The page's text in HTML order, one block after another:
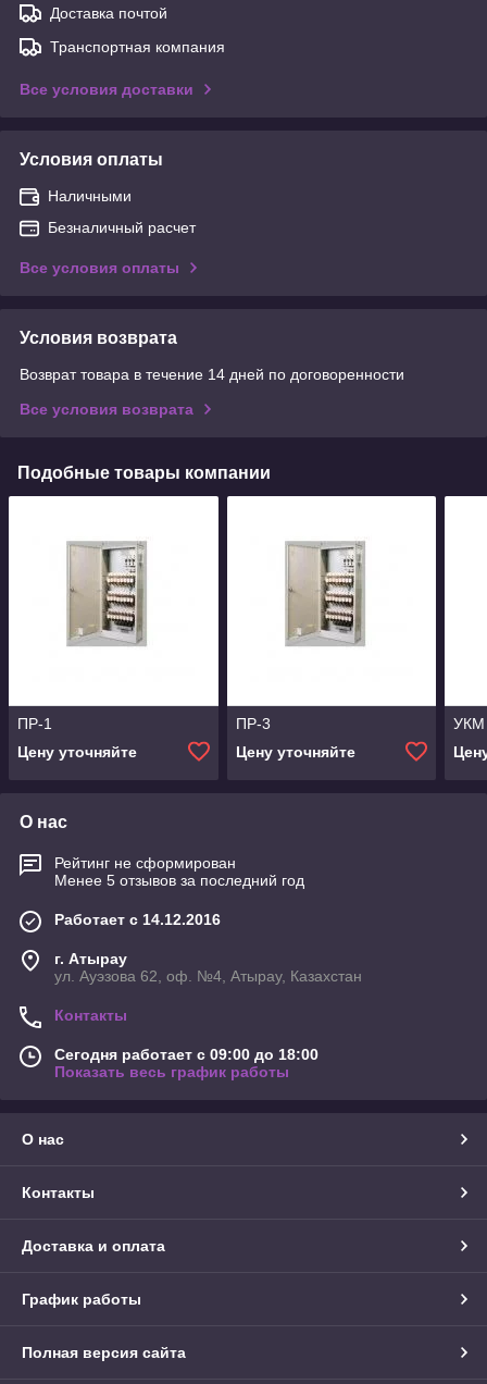
Доставка почтой
Транспортная компания
Все условия доставки
Условия оплаты
Наличными
Безналичный расчет
Все условия оплаты
Условия возврата
Возврат товара в течение 14 дней по договоренности
Все условия возврата
Подобные товары компании
ПР-1
Цену уточняйте
ПР-3
Цену уточняйте
УКМ
О нас
Рейтинг не сформирован
Менее 5 отзывов за последний год
Работает с 14.12.2016
г. Атырау
ул. Ауэзова 62, оф. №4, Атырау, Казахстан
Контакты
Сегодня работает с 09:00 до 18:00
Показать весь график работы
О нас
Контакты
Доставка и оплата
График работы
Полная версия сайта